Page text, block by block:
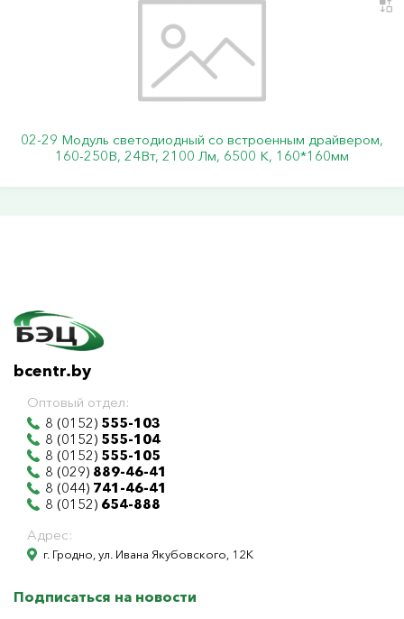
02-29 Модуль светодиодный со встроенным драйвером,
160-250В, 24Вт, 2100 Лм, 6500 К, 160*160мм
bcentr.by
Оптовый отдел:
8 (0152) 555-103
8 (0152) 555-104
8 (0152) 555-105
8 (029) 889-46-41
8 (044) 741-46-41
8 (0152) 654-888
Адрес:
г. Гродно, ул. Ивана Якубовского, 12К
Подписаться на новости